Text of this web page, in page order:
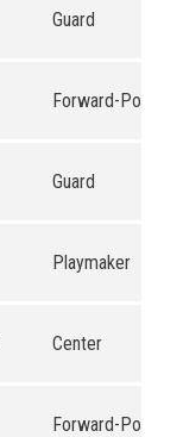
Guard
Forward-Power
Guard
Playmaker
Center
Forward-Power